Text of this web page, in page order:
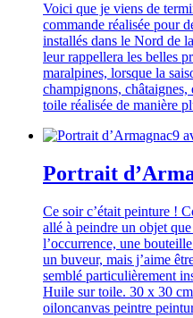
Voici que je viens de
commande réalisée pour
installés dans le Nord de
leur rappellera les belles
maralpines, lorsque la
champignons,
toile réalisée de manière
9
Portrait
Ce soir c’était peinture !
allé à peindre un objet
l’occurrence, une
un buveur, mais j’aime
semblé particulièrement
Huile sur toile. 30 x 30
oiloncanvas peintre